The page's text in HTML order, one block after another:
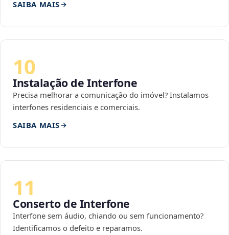
SAIBA MAIS
10
Instalação de Interfone
Precisa melhorar a comunicação do imóvel? Instalamos
interfones residenciais e comerciais.
SAIBA MAIS
11
Conserto de Interfone
Interfone sem áudio, chiando ou sem funcionamento?
Identificamos o defeito e reparamos.